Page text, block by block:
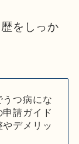
をしっか
うつ病にな
請ガイド
やデメリッ